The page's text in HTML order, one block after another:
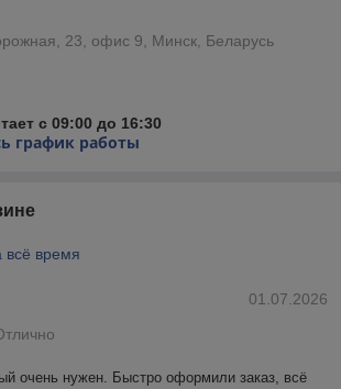
23, офис 9, Минск, Беларусь
с 09:00 до 16:30
график работы
всё время
01.07.2026
очень нужен. Быстро оформили заказ, всё